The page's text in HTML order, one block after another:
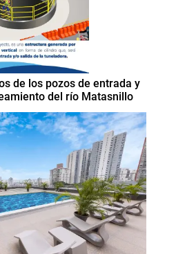
de los pozos de entrada y
del río Matasnillo